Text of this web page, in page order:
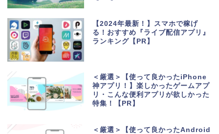
【2024年最新！】スマホで稼げ
る！おすすめ『ライブ配信アプリ』
ランキング【PR】
＜厳選＞【使って良かったiPhone
神アプリ！】楽しかったゲームアプ
リ・こんな便利アプリが欲しかった
特集！【PR】
＜厳選＞【使って良かったAndroid